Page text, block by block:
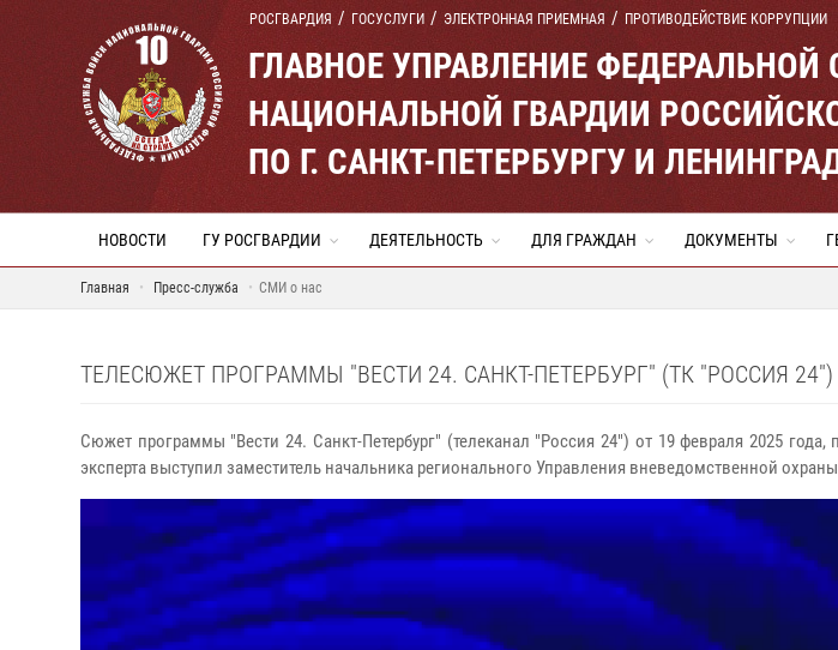
РОСГВАРДИЯ ГОСУСЛУГИ ЭЛЕКТРОННАЯ ПРИЕМНАЯ ПРОТИВОДЕЙСТВИЕ КОРРУПЦИИ
ГЛАВНОЕ УПРАВЛЕНИЕ
НАЦИОНАЛЬНОЙ ГВАРДИИ
ПО Г. САНКТ-ПЕТЕРБУРГУ И
НОВОСТИ ГУ РОСГВАРДИИ ДЕЯТЕЛЬНОСТЬ ДЛЯ ГРАЖДАН ДОКУМЕНТЫ
Главная Пресс-служба СМИ о нас
ТЕЛЕСЮЖЕТ ПРОГРАММЫ "ВЕСТИ 24. САНКТ-ПЕТЕРБУРГ" (ТК "РОССИЯ 24")
Сюжет программы "Вести 24. Санкт-Петербург" (телеканал "Россия 24") от 19 февраля 2025
эксперта выступил заместитель начальника регионального Управления вневедомственной